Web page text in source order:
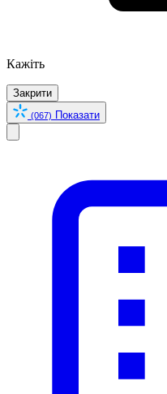
Кажіть
Закрити
(067) Показати